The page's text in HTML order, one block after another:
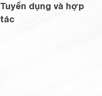
Tuyển dụng và hợp
tác